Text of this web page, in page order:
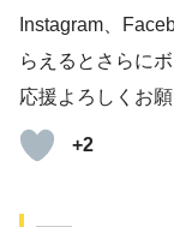
Instagram、
らえるとさらに
応援よろしくお
+2